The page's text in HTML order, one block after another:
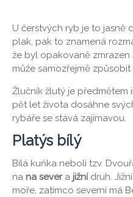
U čerstvých ryb je to jasně
plak, pak to znamená
že byl opakovaně
může samozřejmě
Žlučník žlutý je předmětem
pět let života dosáhne
rybáře se stává zajímavou.
Platýs bílý
Bílá kuňka neboli tzv.
na na severa jižnídruh.
moře, zatímco severní má